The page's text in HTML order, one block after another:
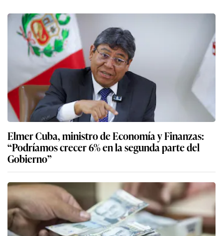
Elmer Cuba, ministro de Economía y Finanzas:
“Podríamos crecer 6% en la segunda parte del
Gobierno”